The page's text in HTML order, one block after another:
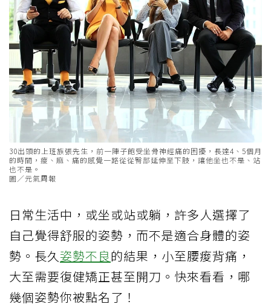
30出頭的上班族張先生，前一陣子飽受坐骨神經痛的困擾，長達4、5個月
的時間，痠、麻、痛的感覺一路從從臀部延伸至下肢，讓他坐也不是、站
也不是。
圖／元氣周報
日常生活中，或坐或站或躺，許多人選擇了
自己覺得舒服的姿勢，而不是適合身體的姿
勢。長久姿勢不良的結果，小至腰痠背痛，
大至需要復健矯正甚至開刀。快來看看，哪
幾個姿勢你被點名了！